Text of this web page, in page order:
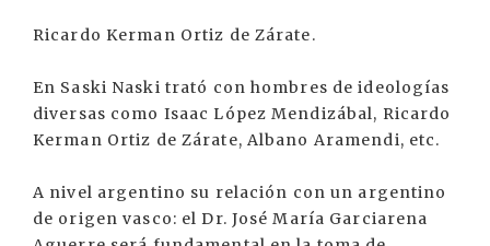
Ricardo Kerman Ortiz de Zárate.
En Saski Naski trató con hombres de ideologías
diversas como Isaac López Mendizábal, Ricardo
Kerman Ortiz de Zárate, Albano Aramendi, etc.
A nivel argentino su relación con un argentino
de origen vasco: el Dr. José María Garciarena